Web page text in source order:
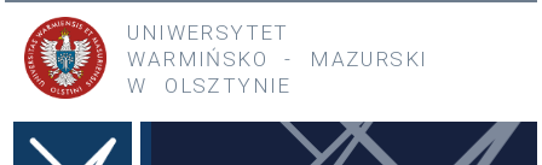
Przejdź do treści
Przejdź do menu głównego
UNIWERSYTET
WARMIŃSKO
- MAZURSKI
W OLSZTYNIE